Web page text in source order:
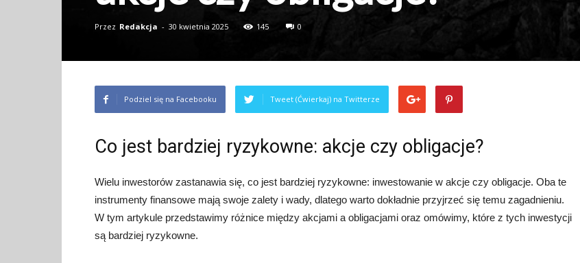
Przez Redakcja - 30 kwietnia 2025 145 0
Podziel się na Facebooku Tweet (Ćwierkaj) na Twitterze
Co jest bardziej ryzykowne: akcje czy obligacje?
Wielu inwestorów zastanawia się, co jest bardziej ryzykowne: inwestowanie w akcje czy obligacje. Oba te
instrumenty finansowe mają swoje zalety i wady, dlatego warto dokładnie przyjrzeć się temu zagadnieniu.
W tym artykule przedstawimy różnice między akcjami a obligacjami oraz omówimy, które z tych inwestycji
są bardziej ryzykowne.